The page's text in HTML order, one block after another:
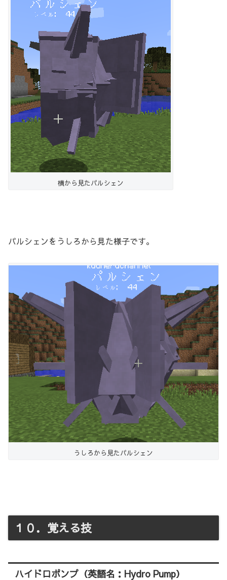
横から見たパルシェン
パルシェンをうしろから見た様子です。
うしろから見たパルシェン
１０．覚える技
ハイドロポンプ（英語名：Hydro Pump）